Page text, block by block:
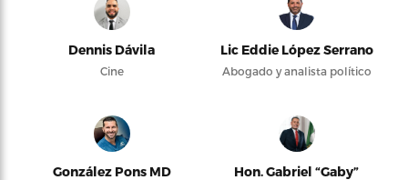
Dennis Dávila
Cine
Lic Eddie López Serrano
Abogado y analista político
González Pons MD
Hon. Gabriel “Gaby”